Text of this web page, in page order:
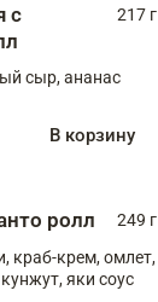
с
217 г
сыр, ананас
В корзину
ролл
249 г
краб-крем, омлет,
яки соус